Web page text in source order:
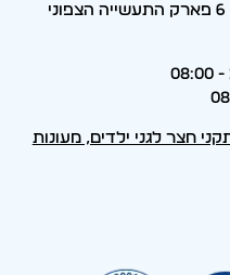
גנית פארק בע"מ, רח' האודם 6 פארק התעשייה הצפוני
חצר לגני ילדים, מעונות